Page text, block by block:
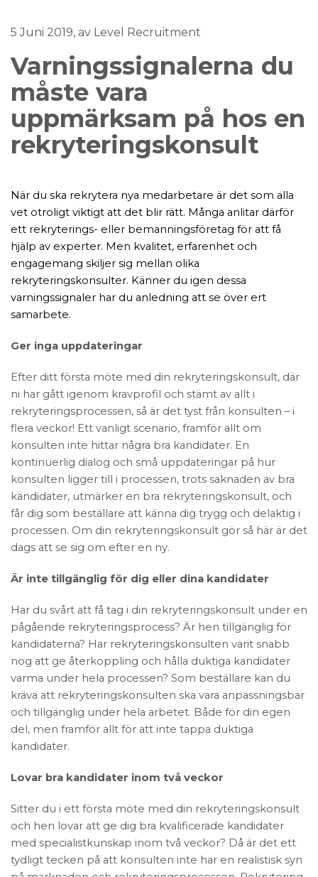
5 Juni 2019, av Level Recruitment
Varningssignalerna du
måste vara
uppmärksam på hos en
rekryteringskonsult
När du ska rekrytera nya medarbetare är det som alla
vet otroligt viktigt att det blir rätt. Många anlitar därför
ett rekryterings- eller bemanningsföretag för att få
hjälp av experter. Men kvalitet, erfarenhet och
engagemang skiljer sig mellan olika
rekryteringskonsulter. Känner du igen dessa
varningssignaler har du anledning att se över ert
samarbete.
Ger inga uppdateringar
Efter ditt första möte med din rekryteringskonsult, där
ni har gått igenom kravprofil och stämt av allt i
rekryteringsprocessen, så är det tyst från konsulten – i
flera veckor! Ett vanligt scenario, framför allt om
konsulten inte hittar några bra kandidater. En
kontinuerlig dialog och små uppdateringar på hur
konsulten ligger till i processen, trots saknaden av bra
kandidater, utmärker en bra rekryteringskonsult, och
får dig som beställare att känna dig trygg och delaktig i
processen. Om din rekryteringskonsult gör så här är det
dags att se sig om efter en ny.
Är inte tillgänglig för dig eller dina kandidater
Har du svårt att få tag i din rekryteringskonsult under en
pågående rekryteringsprocess? Är hen tillgänglig för
kandidaterna? Har rekryteringskonsulten varit snabb
nog att ge återkoppling och hålla duktiga kandidater
varma under hela processen? Som beställare kan du
kräva att rekryteringskonsulten ska vara anpassningsbar
och tillgänglig under hela arbetet. Både för din egen
del, men framför allt för att inte tappa duktiga
kandidater.
Lovar bra kandidater inom två veckor
Sitter du i ett första möte med din rekryteringskonsult
och hen lovar att ge dig bra kvalificerade kandidater
med specialistkunskap inom två veckor? Då är det ett
tydligt tecken på att konsulten inte har en realistisk syn